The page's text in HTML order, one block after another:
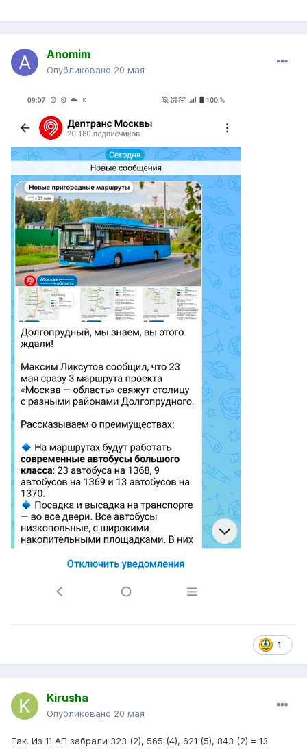
Anomim
Опубликовано 20 мая
1
Kirusha
Опубликовано 20 мая
Так. Из 11 АП забрали 323 (2), 565 (4), 621 (5), 843 (2) = 13